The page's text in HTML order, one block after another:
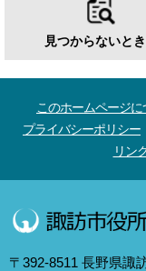
見つからないと
このホームページに
プライバシーポリシー
リン
〒392-8511 長野県諏